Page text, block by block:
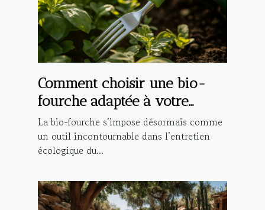
Comment choisir une bio-
fourche adaptée à votre
jardin ?
La bio-fourche s’impose désormais comme
un outil incontournable dans l’entretien
écologique du...